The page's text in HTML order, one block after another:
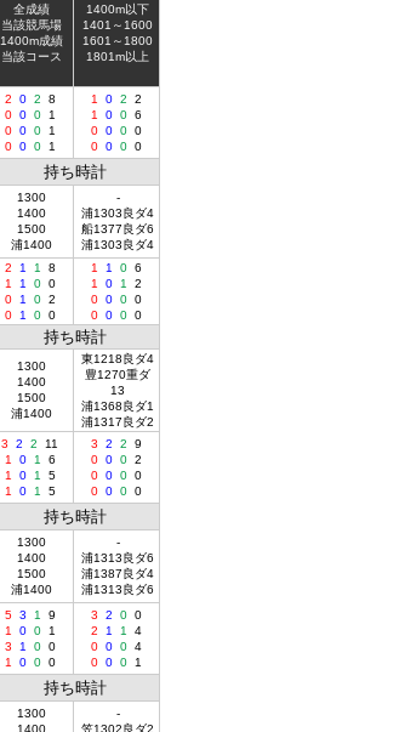
全成績
当該競馬場
1400m成績
当該コース
1400m以下
1401～1600
1601～1800
1801m以上
2 0 2
8
0 0 0
1
0 0 0
1
0 0 0 1
1 0 2
2
1
0 0 6
0 0 0 0
0 0 0 0
持ち時計
1300
1400
1500
浦1400
-
浦1303良ダ4
船1377良ダ6
浦1303良ダ4
2 1 1
8
1
1 0 0
0
1 0 2
0
1 0 0
1 1 0 6
1
0 1
2
0 0 0 0
0 0 0 0
持ち時計
1300
1400
1500
浦1400
東1218良ダ4
豊1270重ダ
13
浦1368良ダ1
浦1317良ダ2
3 2 2
11
1
0 1
6
1
0 1
5
1
0 1 5
3 2 2
9
0 0 0 2
0 0 0 0
0 0 0 0
持ち時計
1300
1400
1500
浦1400
-
浦1313良ダ6
浦1387良ダ4
浦1313良ダ6
5 3 1
9
1
0 0
1
3
1 0 0
1
0 0 0
3 2 0 0
2
1 1
4
0 0 0 4
0 0 0 1
持ち時計
1300
1400
-
笠1302良ダ2